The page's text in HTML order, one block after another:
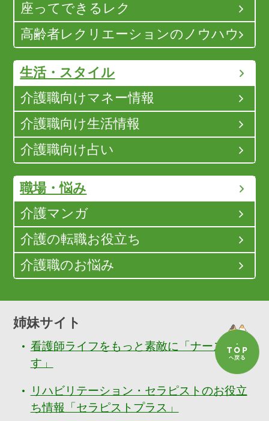
座ってできるレク
高齢者レクリエーションのノウハウ
生活・スタイル
介護職向けマネー情報
介護職向け生活情報
介護職向け占い
職場・悩み
介護マンガ
介護の転職お役立ち
介護職のお悩み
姉妹サイト
看護師ライフをもっと素敵に「ナースぷら
す」
リハビリテーション・セラピストのお役立
ち情報「セラピストプラス」